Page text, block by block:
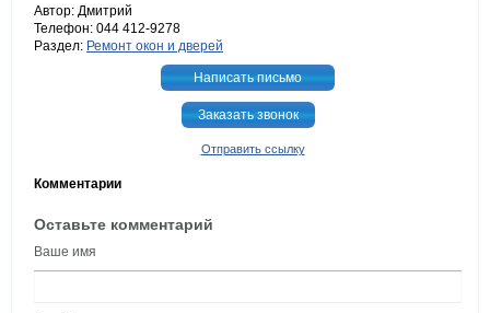
Автор: Дмитрий
Телефон: 044 412-9278
Раздел: Ремонт окон и дверей
Написать письмо
Заказать звонок
Отправить ссылку
Комментарии
Оставьте комментарий
Ваше имя